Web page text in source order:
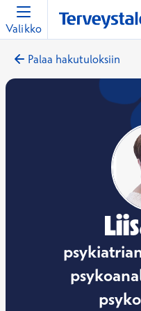
Valikko
Palaa hakutuloksiin